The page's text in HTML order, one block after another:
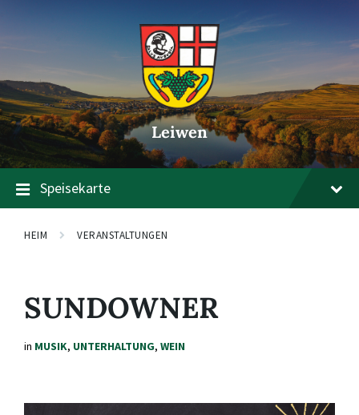
springen
springen
springen
Leiwen
Speisekarte
HEIM VERANSTALTUNGEN
SUNDOWNER
in MUSIK, UNTERHALTUNG, WEIN